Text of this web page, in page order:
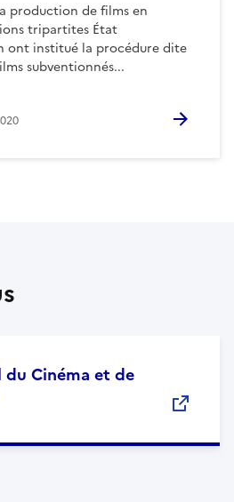
production de films en
tripartites État
ont institué la procédure dite
subventionnés...
Cinéma et de